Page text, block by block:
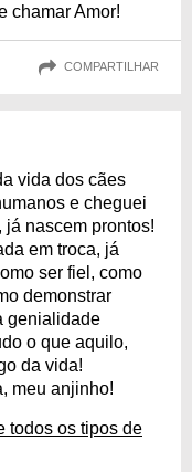
chamar Amor!
COMPARTILHAR
vida dos cães
e cheguei
já nascem prontos!
em troca, já
ser fiel, como
demonstrar
genialidade
o que aquilo,
da vida!
meu anjinho!
todos os tipos de